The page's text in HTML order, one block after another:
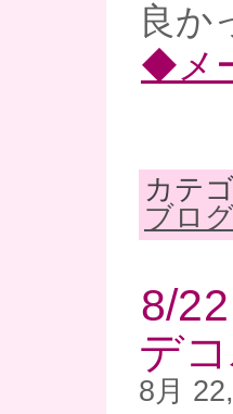
良か
◆メ
カテ
ブロ
8/
デ
8月